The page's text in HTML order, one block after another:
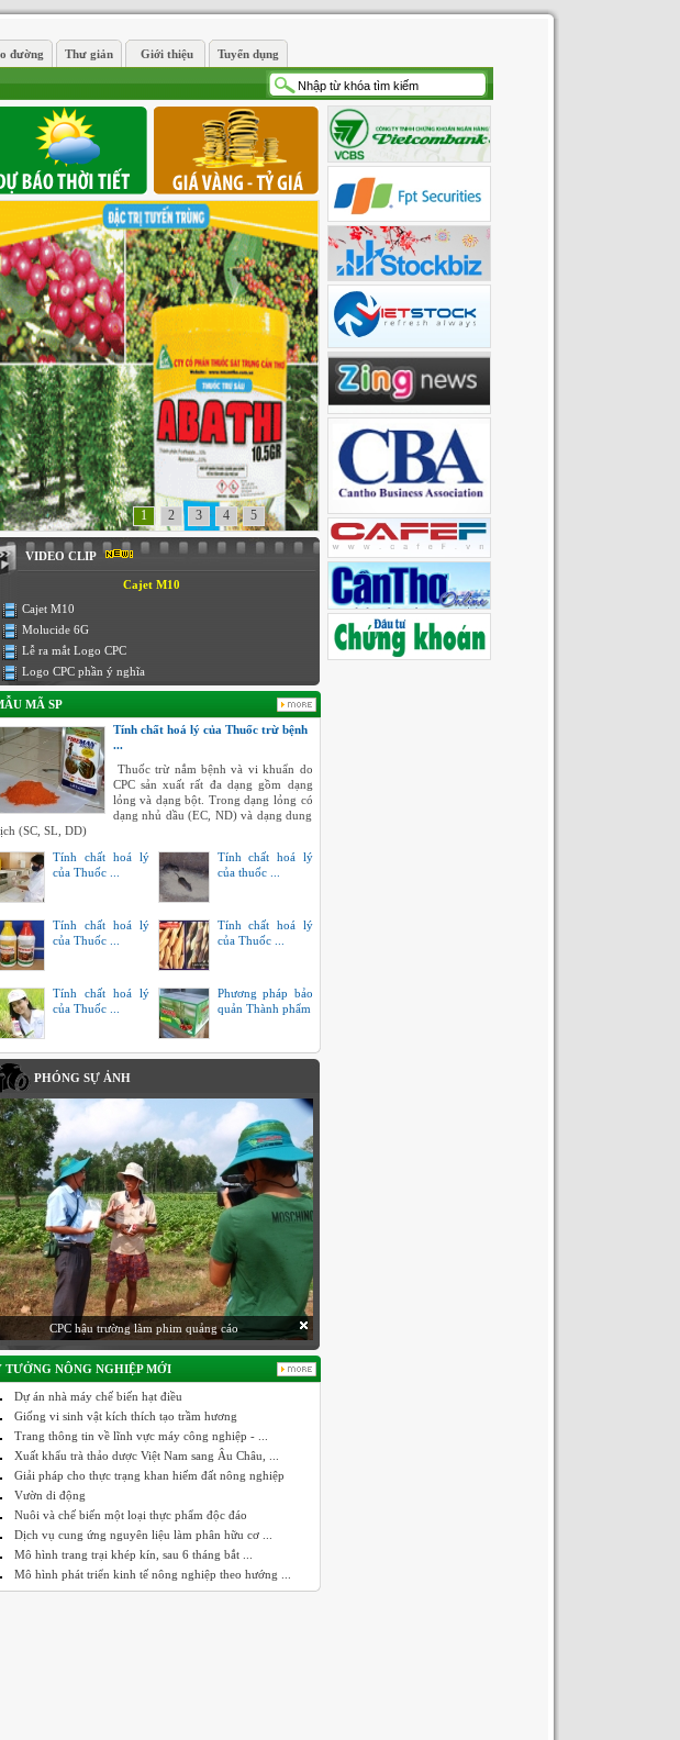
đường Thư giản Giới thiệu Tuyển dụng
1 2 3 4 5
VIDEO CLIP
Cajet M10
Cajet M10
Molucide 6G
Lễ ra mắt Logo CPC
Logo CPC phần ý nghĩa
MÃ SP
Tính chất hoá lý của Thuốc trừ bệnh
...
Thuốc trừ nắm bệnh và vi khuẩn do
CPC sản xuất rất đa dạng gồm dạng
lỏng và dạng bột. Trong dạng lỏng có
dạng nhủ dầu (EC, ND) và dạng dung
(SC, SL, DD)
Tính chất hoá lý
của Thuốc ...
Tính chất hoá lý
của thuốc ...
Tính chất hoá lý
của Thuốc ...
Tính chất hoá lý
của Thuốc ...
Tính chất hoá lý
của Thuốc ...
Phương pháp bảo
quản Thành phẩm
PHÓNG SỰ ẢNH
CPC hậu trường làm phim quảng cáo
TƯỞNG NÔNG NGHIỆP MỚI
Dự án nhà máy chế biến hạt điều
Giống vi sinh vật kích thích tạo trầm hương
Trang thông tin về lĩnh vực máy công nghiệp - ...
Xuất khẩu trà thảo dược Việt Nam sang Âu Châu, ...
Giải pháp cho thực trạng khan hiếm đất nông nghiệp
Vườn di động
Nuôi và chế biến một loại thực phẩm độc đáo
Dịch vụ cung ứng nguyên liệu làm phân hữu cơ ...
Mô hình trang trại khép kín, sau 6 tháng bắt ...
Mô hình phát triển kinh tế nông nghiệp theo hướng ...